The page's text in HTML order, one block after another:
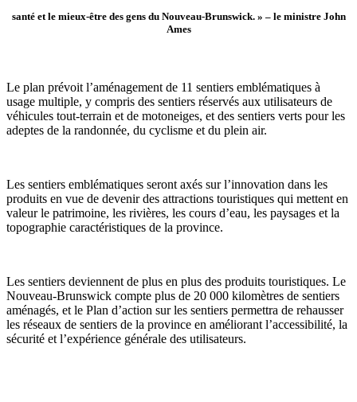
santé et le mieux-être des gens du Nouveau-Brunswick. » – le ministre John
Ames
Le plan prévoit l’aménagement de 11 sentiers emblématiques à
usage multiple, y compris des sentiers réservés aux utilisateurs de
véhicules tout-terrain et de motoneiges, et des sentiers verts pour les
adeptes de la randonnée, du cyclisme et du plein air.
Les sentiers emblématiques seront axés sur l’innovation dans les
produits en vue de devenir des attractions touristiques qui mettent en
valeur le patrimoine, les rivières, les cours d’eau, les paysages et la
topographie caractéristiques de la province.
Les sentiers deviennent de plus en plus des produits touristiques. Le
Nouveau-Brunswick compte plus de 20 000 kilomètres de sentiers
aménagés, et le Plan d’action sur les sentiers permettra de rehausser
les réseaux de sentiers de la province en améliorant l’accessibilité, la
sécurité et l’expérience générale des utilisateurs.